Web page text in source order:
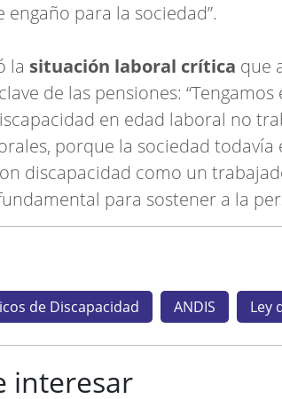
engaño para la sociedad”.
la situación laboral crítica que
de las pensiones:
en edad laboral no
porque la sociedad todavía
discapacidad como un
para sostener a la
de Discapacidad ANDIS Ley
interesar